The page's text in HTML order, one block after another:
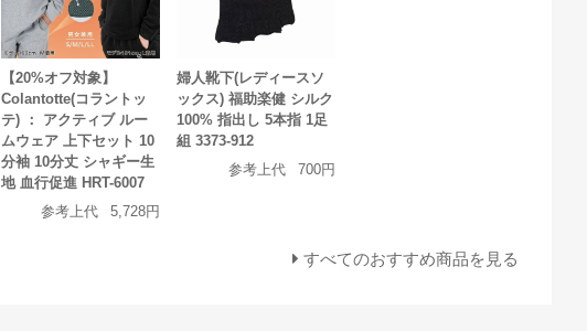
【20%オフ対象】
Colantotte(コラントッ
テ) ： アクティブ ルー
ムウェア 上下セット 10
分袖 10分丈 シャギー生
地 血行促進 HRT-6007
参考上代
5,728円
婦人靴下(レディースソ
ックス) 福助楽健 シルク
100% 指出し 5本指 1足
組 3373-912
参考上代
700円
すべてのおすすめ商品を見る